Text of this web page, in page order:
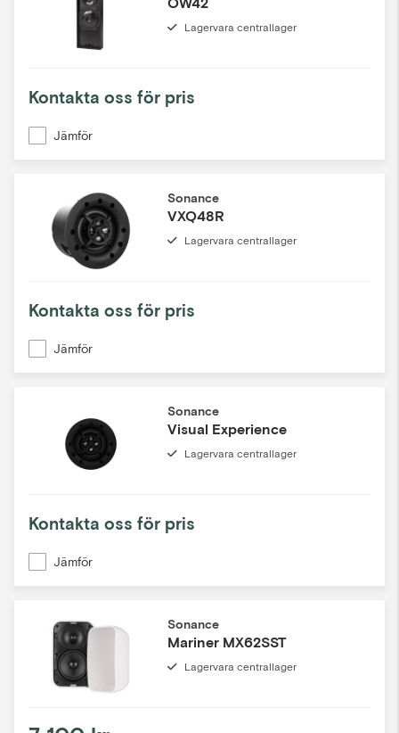
Lagervara centrallager
Kontakta oss för pris
Jämför
Sonance
VXQ48R
Lagervara centrallager
Kontakta oss för pris
Jämför
Sonance
Visual Experience
Lagervara centrallager
Kontakta oss för pris
Jämför
Sonance
Mariner MX62SST
Lagervara centrallager